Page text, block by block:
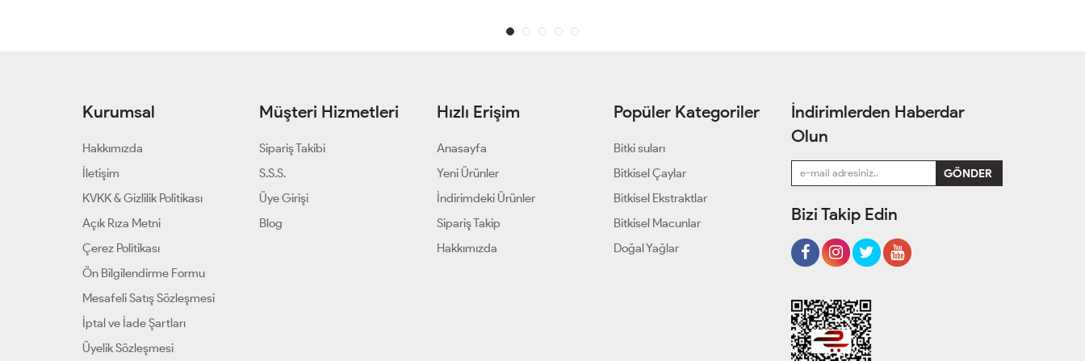
Kurumsal
Hakkımızda
İletişim
KVKK & Gizlilik Politikası
Açık Rıza Metni
Çerez Politikası
Ön Bilgilendirme Formu
Mesafeli Satış Sözleşmesi
İptal ve İade Şartları
Üyelik Sözleşmesi
Müşteri Hizmetleri
Sipariş Takibi
S.S.S.
Üye Girişi
Blog
Hızlı Erişim
Anasayfa
Yeni Ürünler
İndirimdeki Ürünler
Sipariş Takip
Hakkımızda
Popüler Kategoriler
Bitki suları
Bitkisel Çaylar
Bitkisel Ekstraktlar
Bitkisel Macunlar
Doğal Yağlar
İndirimlerden Haberdar
Olun
Bizi Takip Edin